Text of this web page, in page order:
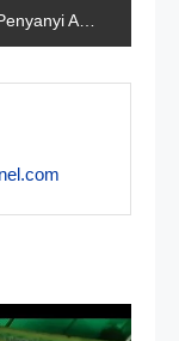
Ayla Zumella Ditangkap Polisi